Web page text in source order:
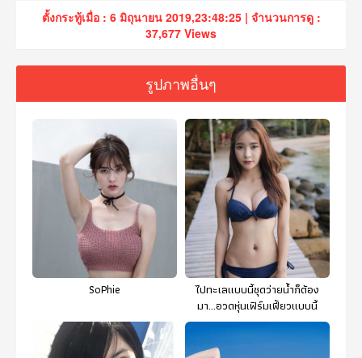
ตั้งกระทู้เมื่อ : 6 มิถุนายน 2019,23:48:25 | จำนวนการดู :
37,677 Views
รูปภาพอื่นๆ
SoPhie
ไปทะเลแบบนี้ชุดว่ายน้ำก็ต้อง
มา...อวดหุ่นเฟิร์มเฟี้ยวแบบนี้